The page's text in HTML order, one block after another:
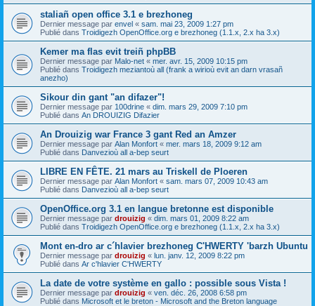
staliañ open office 3.1 e brezhoneg
Dernier message par envel « sam. mai 23, 2009 1:27 pm
Publié dans Troidigezh OpenOffice.org e brezhoneg (1.1.x, 2.x ha 3.x)
Kemer ma flas evit treiñ phpBB
Dernier message par Malo-net « mer. avr. 15, 2009 10:15 pm
Publié dans Troidigezh meziantoù all (frank a wirioù evit an darn vrasañ
anezho)
Sikour din gant "an difazer"!
Dernier message par 100drine « dim. mars 29, 2009 7:10 pm
Publié dans An DROUIZIG Difazier
An Drouizig war France 3 gant Red an Amzer
Dernier message par Alan Monfort « mer. mars 18, 2009 9:12 am
Publié dans Danvezioù all a-bep seurt
LIBRE EN FÊTE. 21 mars au Triskell de Ploeren
Dernier message par Alan Monfort « sam. mars 07, 2009 10:43 am
Publié dans Danvezioù all a-bep seurt
OpenOffice.org 3.1 en langue bretonne est disponible
Dernier message par drouizig « dim. mars 01, 2009 8:22 am
Publié dans Troidigezh OpenOffice.org e brezhoneg (1.1.x, 2.x ha 3.x)
Mont en-dro ar c´hlavier brezhoneg C'HWERTY 'barzh Ubuntu
Dernier message par drouizig « lun. janv. 12, 2009 8:22 pm
Publié dans Ar c'hlavier C'HWERTY
La date de votre système en gallo : possible sous Vista !
Dernier message par drouizig « ven. déc. 26, 2008 6:58 pm
Publié dans Microsoft et le breton - Microsoft and the Breton language